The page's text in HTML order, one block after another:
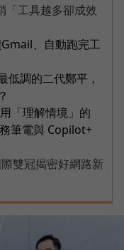
「工具越多卻成效
、自動跑完工
低調的二代鄭平，
「理解情境」的
筆電與 Copilot+
雙冠揭密好網路新